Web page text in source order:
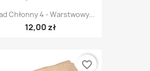
Chłonny 4 - Warstwowy...
12,00 zł
favorite_border